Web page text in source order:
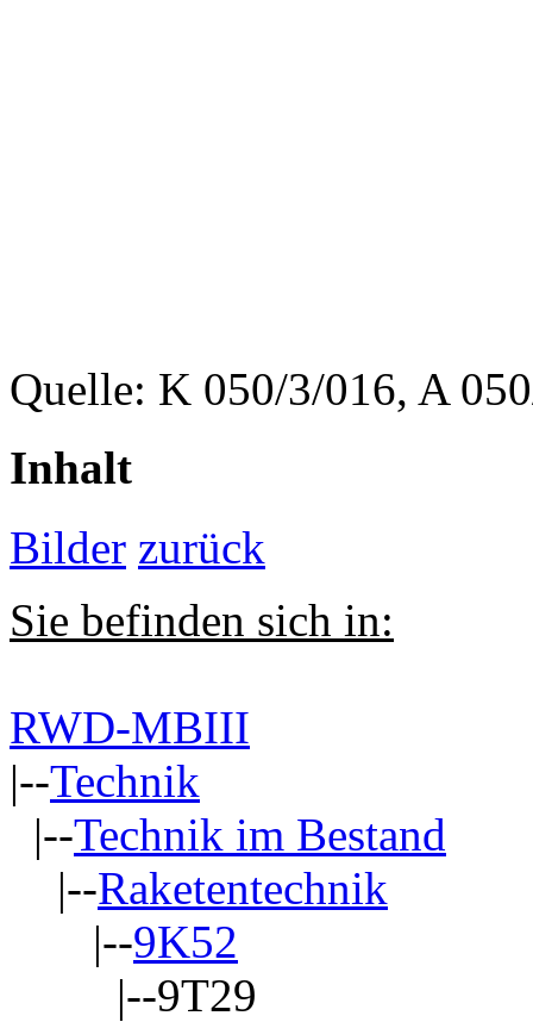
Quelle: K 050/3/016, A
Inhalt
Bilder zurück
Sie befinden sich in:
RWD-MBIII
|--Technik
|--Technik im Bestand
|--Raketentechnik
|--9K52
|--9T29